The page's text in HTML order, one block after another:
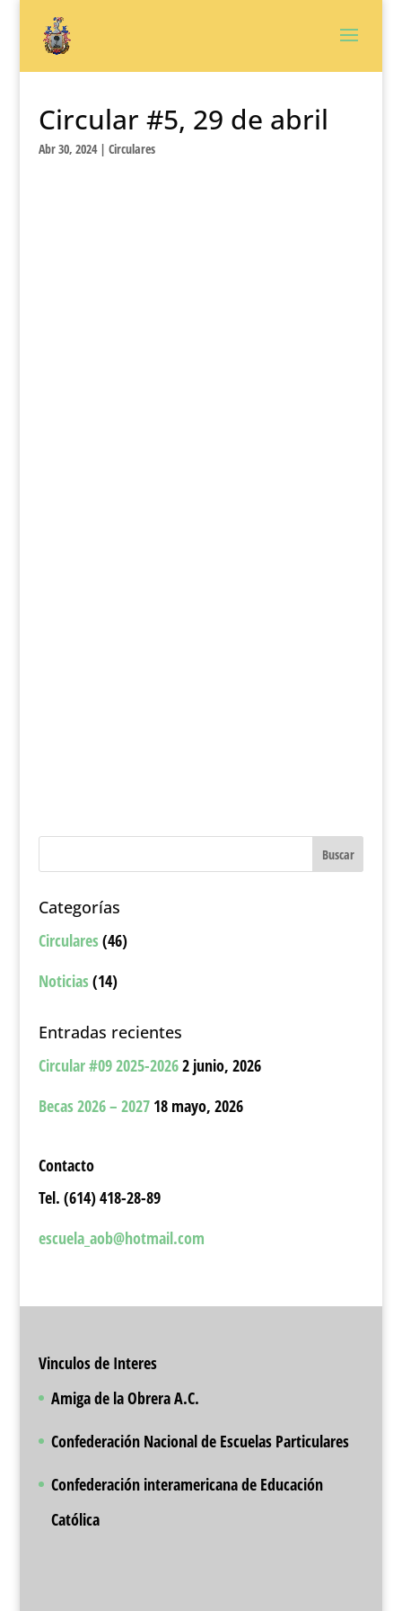
Circular #5, 29 de abril
Abr 30, 2024| Circulares
Categorías
Circulares (46)
Noticias (14)
Entradas recientes
Circular #09 2025-20262 junio, 2026
Becas 2026 – 2027 18 mayo, 2026
Contacto
Tel. (614) 418-28-89
escuela_aob@hotmail.com
Vinculos de Interes
Amiga de la Obrera A.C.
Confederación Nacional de Escuelas Particulares
Confederación interamericana de Educación
Católica